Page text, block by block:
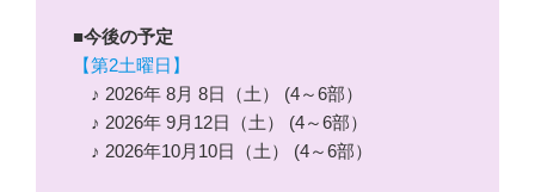
■今後の予定
【第2土曜日】
♪ 2026年 8月 8日（土） (4～6部）
♪ 2026年 9月12日（土） (4～6部）
♪ 2026年10月10日（土） (4～6部）